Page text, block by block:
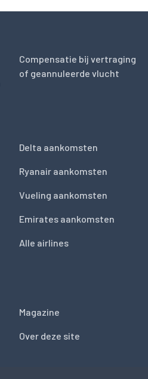
Compensatie bij vertraging
of geannuleerde vlucht
Delta aankomsten
Ryanair aankomsten
Vueling aankomsten
Emirates aankomsten
Alle airlines
Magazine
Over deze site